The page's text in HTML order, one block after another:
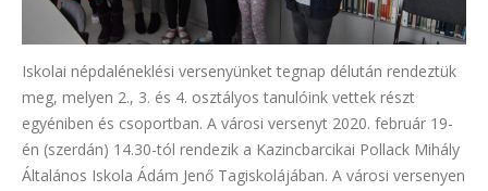
Iskolai népdaléneklési versenyünket tegnap délután rendeztük
meg, melyen 2., 3. és 4. osztályos tanulóink vettek részt
egyéniben és csoportban. A városi versenyt 2020. február 19-
én (szerdán) 14.30-tól rendezik a Kazincbarcikai Pollack Mihály
Általános Iskola Ádám Jenő Tagiskolájában. A városi versenyen